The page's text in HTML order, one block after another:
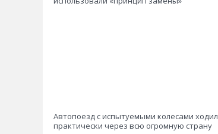
Автопоезд с испытуемыми колесами ходил
практически через всю огромную страну